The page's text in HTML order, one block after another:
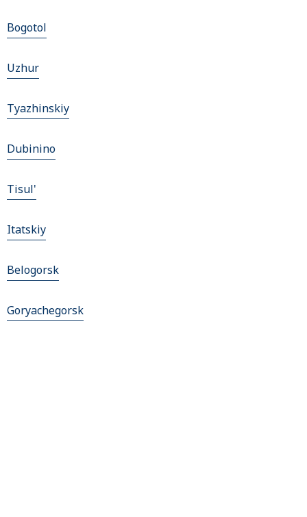
Bogotol
Uzhur
Tyazhinskiy
Dubinino
Tisul'
Itatskiy
Belogorsk
Goryachegorsk